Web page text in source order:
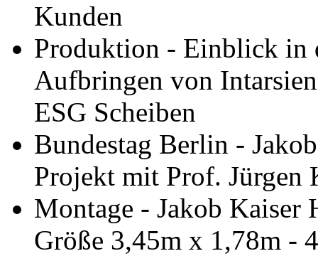
Kunden
Produktion - Einblick in
Aufbringen von
ESG Scheiben
Bundestag Berlin -
Projekt mit Prof. Jürgen
Montage - Jakob Kaiser
Größe 3,45m x 1,78m -